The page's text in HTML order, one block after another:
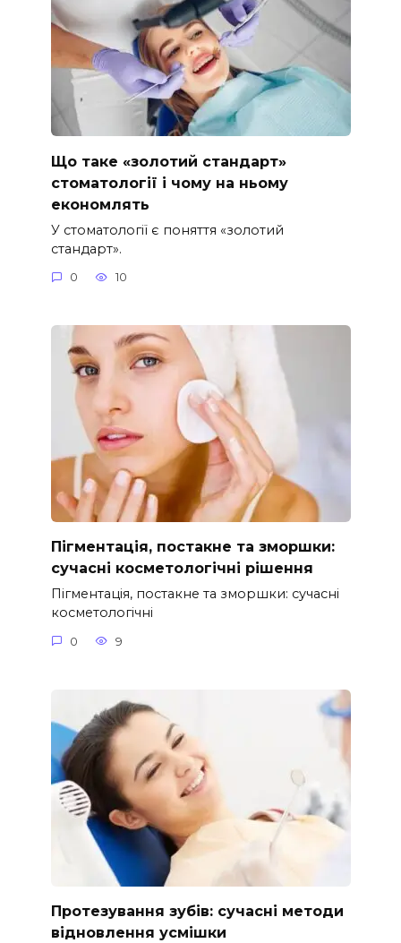
Що таке «золотий стандарт»
стоматології і чому на ньому
економлять
У стоматології є поняття «золотий
стандарт».
0 10
Пігментація, постакне та зморшки:
сучасні косметологічні рішення
Пігментація, постакне та зморшки: сучасні
косметологічні
0 9
Протезування зубів: сучасні методи
відновлення усмішки